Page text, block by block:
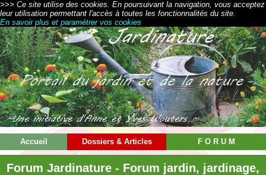
>>> Ce site utilise des cookies. En poursuivant la navigation, vous acceptez
leur utilisation permettant l'accès à toutes les fonctionnalités du site.
En savoir plus et paramétrer vos cookies
Accueil Dossiers & Articles F O R U M
Forum Jardinature - Forum jardin, jardinage,